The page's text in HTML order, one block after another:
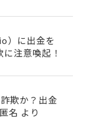
）に出金を
注意喚起！
欺か？出金
匿名 より